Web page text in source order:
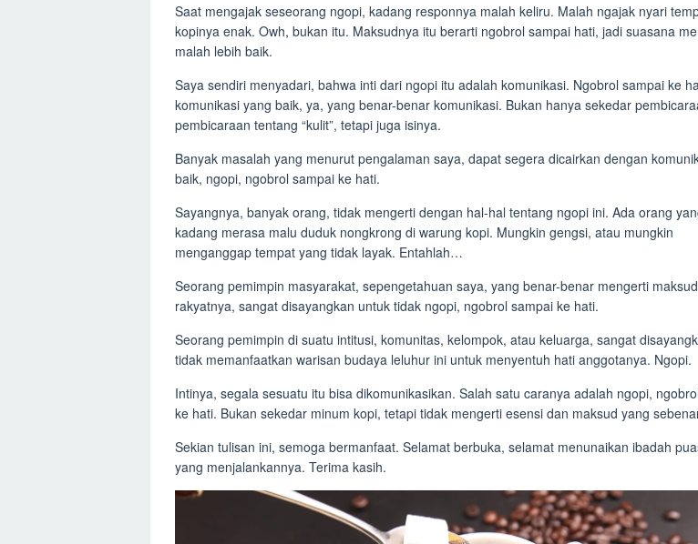
Saat mengajak seseorang ngopi, kadang responnya malah keliru. Malah ngajak nyari
kopinya enak. Owh, bukan itu. Maksudnya itu berarti ngobrol sampai hati, jadi suasana
malah lebih baik.
Saya sendiri menyadari, bahwa inti dari ngopi itu adalah komunikasi. Ngobrol sampai ke
komunikasi yang baik, ya, yang benar-benar komunikasi. Bukan hanya sekedar
pembicaraan tentang “kulit”, tetapi juga isinya.
Banyak masalah yang menurut pengalaman saya, dapat segera dicairkan dengan
baik, ngopi, ngobrol sampai ke hati.
Sayangnya, banyak orang, tidak mengerti dengan hal-hal tentang ngopi ini. Ada orang
kadang merasa malu duduk nongkrong di warung kopi. Mungkin gengsi, atau mungkin
menganggap tempat yang tidak layak. Entahlah…
Seorang pemimpin masyarakat, sepengetahuan saya, yang benar-benar mengerti
rakyatnya, sangat disayangkan untuk tidak ngopi, ngobrol sampai ke hati.
Seorang pemimpin di suatu intitusi, komunitas, kelompok, atau keluarga, sangat
tidak memanfaatkan warisan budaya leluhur ini untuk menyentuh hati anggotanya. Ngopi.
Intinya, segala sesuatu itu bisa dikomunikasikan. Salah satu caranya adalah ngopi,
ke hati. Bukan sekedar minum kopi, tetapi tidak mengerti esensi dan maksud yang
Sekian tulisan ini, semoga bermanfaat. Selamat berbuka, selamat menunaikan ibadah
yang menjalankannya. Terima kasih.